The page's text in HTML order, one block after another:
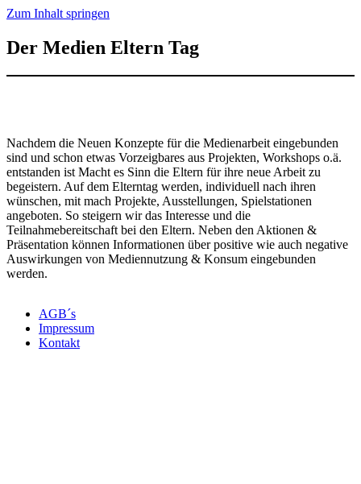
Zum Inhalt springen
Der Medien Eltern Tag
Nachdem die Neuen Konzepte für die Medienarbeit eingebunden
sind und schon etwas Vorzeigbares aus Projekten, Workshops o.ä.
entstanden ist Macht es Sinn die Eltern für ihre neue Arbeit zu
begeistern. Auf dem Elterntag werden, individuell nach ihren
wünschen, mit mach Projekte, Ausstellungen, Spielstationen
angeboten. So steigern wir das Interesse und die
Teilnahmebereitschaft bei den Eltern. Neben den Aktionen &
Präsentation können Informationen über positive wie auch negative
Auswirkungen von Mediennutzung & Konsum eingebunden
werden.
AGB´s
Impressum
Kontakt